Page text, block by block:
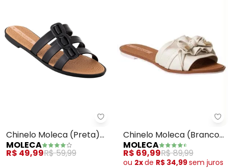
Moleca - Chinelo Moleca
Chinelo Moleca (Preta)
em Sintético
MOLECA
R$ 49,99R$ 59,99
Chinelo Moleca (Branco)
em Sisntético
MOLECA
R$ 69,99R$ 89,99
ou 2xde R$ 34,99sem juros